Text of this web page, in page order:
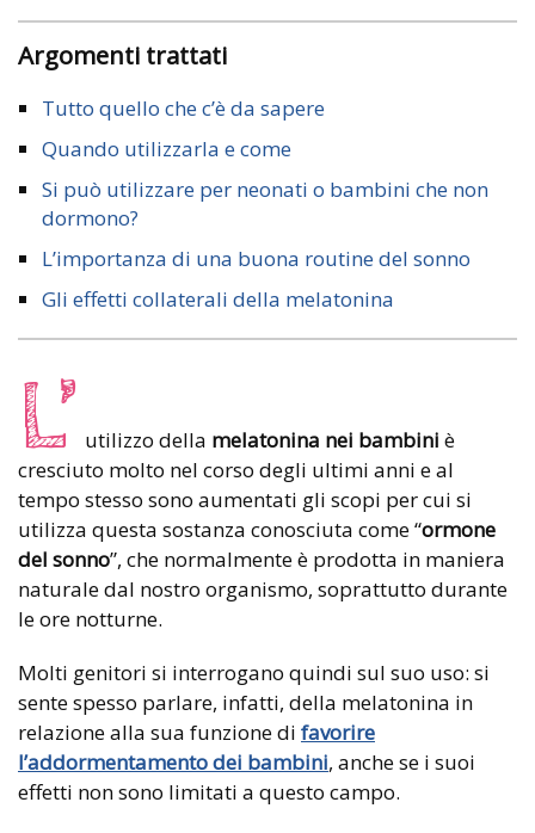
Argomenti trattati
Tutto quello che c’è da sapere
Quando utilizzarla e come
Si può utilizzare per neonati o bambini che non
dormono?
L’importanza di una buona routine del sonno
Gli effetti collaterali della melatonina
L’ utilizzo della melatonina nei bambini è
cresciuto molto nel corso degli ultimi anni e al
tempo stesso sono aumentati gli scopi per cui si
utilizza questa sostanza conosciuta come “ormone
del sonno”, che normalmente è prodotta in maniera
naturale dal nostro organismo, soprattutto durante
le ore notturne.
Molti genitori si interrogano quindi sul suo uso: si
sente spesso parlare, infatti, della melatonina in
relazione alla sua funzione di favorire
l’addormentamento dei bambini, anche se i suoi
effetti non sono limitati a questo campo.